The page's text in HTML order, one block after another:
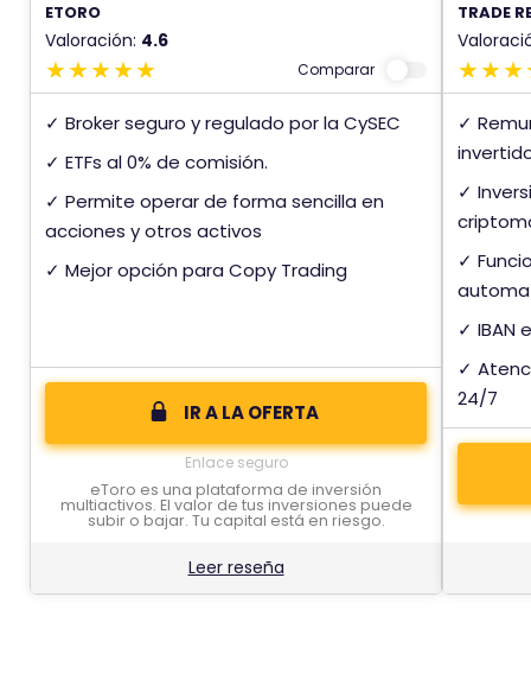
ETORO
Valoración: 4.6
Comparar
✓ Broker seguro y regulado por la CySEC
✓ ETFs al 0% de comisión.
✓ Permite operar de forma sencilla en
acciones y otros activos
✓ Mejor opción para Copy Trading
IR A LA OFERTA
Enlace seguro
eToro es una plataforma de inversión
multiactivos. El valor de tus inversiones puede
subir o bajar. Tu capital está en riesgo.
Leer reseña
TRADE
✓
✓
✓
✓ IBAN
✓
24/7